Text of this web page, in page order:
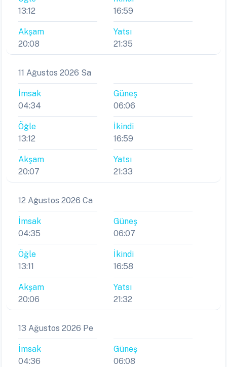
13:12
16:59
Akşam
20:08
Yatsı
21:35
11 Ağustos 2026 Sa
İmsak
04:34
Güneş
06:06
Öğle
13:12
İkindi
16:59
Akşam
20:07
Yatsı
21:33
12 Ağustos 2026 Ca
İmsak
04:35
Güneş
06:07
Öğle
13:11
İkindi
16:58
Akşam
20:06
Yatsı
21:32
13 Ağustos 2026 Pe
İmsak
04:36
Güneş
06:08